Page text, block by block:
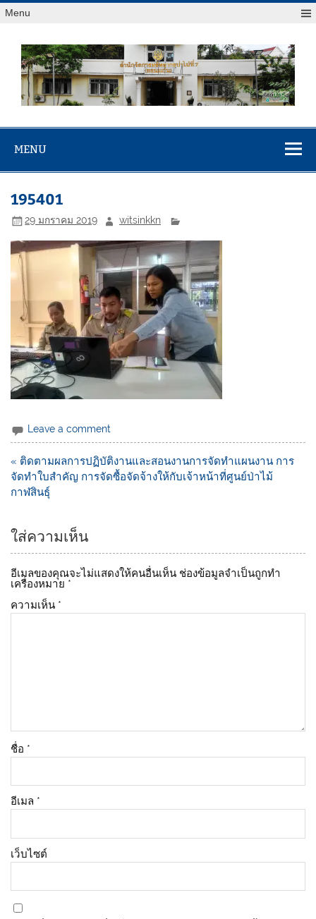
Menu
สจป.ที่ 7
(ขอนแก่น)
MENU
195401
29 มกราคม 2019 witsinkkn
Leave a comment
« ติดตามผลการปฏิบัติงานและสอนงานการจัดทำแผนงาน การ
จัดทำใบสำคัญ การจัดซื้อจัดจ้างให้กับเจ้าหน้าที่ศูนย์ป่าไม้
กาฬสินธุ์
ใส่ความเห็น
อีเมลของคุณจะไม่แสดงให้คนอื่นเห็น ช่องข้อมูลจำเป็นถูกทำ
เครื่องหมาย *
ความเห็น *
ชื่อ *
อีเมล *
เว็บไซต์